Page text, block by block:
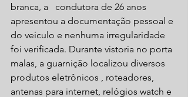
branca, a   condutora de 26 anos
apresentou a documentação pessoal e
do veículo e nenhuma irregularidade
foi verificada. Durante vistoria no porta
malas, a guarnição localizou diversos
produtos eletrônicos , roteadores,
antenas para internet, relógios watch e